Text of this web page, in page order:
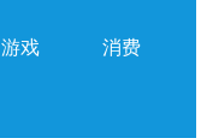
游戏 消费